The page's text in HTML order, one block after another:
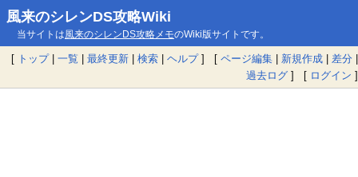
風来のシレンDS攻略Wiki
当サイトは風来のシレンDS攻略メモのWiki版サイトです。
[ トップ| 一覧 | 最終更新 | 検索 | ヘルプ] [ ページ編集 | 新規作成 | 差分 |
過去ログ ] [ ログイン ]